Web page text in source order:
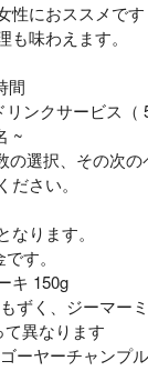
性におススメで
も味わえます。
間
ンクサービス（
~
の選択、その次
さい。
なります。
す。
キ 150g
ずく、ジーマー
異なります
ーヤーチャンプ